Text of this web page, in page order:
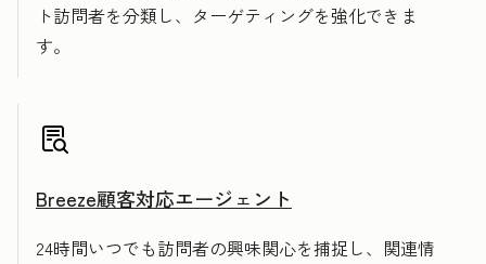
ト訪問者を分類し、ターゲティングを強化できま
す。
Breeze顧客対応エージェント
24時間いつでも訪問者の興味関心を捕捉し、関連情